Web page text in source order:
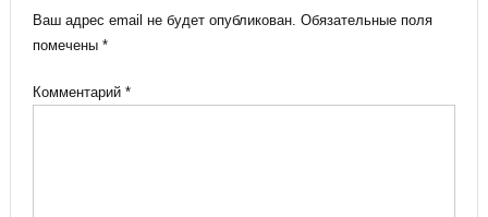
Ваш адрес email не будет опубликован. Обязательные поля
помечены *
Комментарий *